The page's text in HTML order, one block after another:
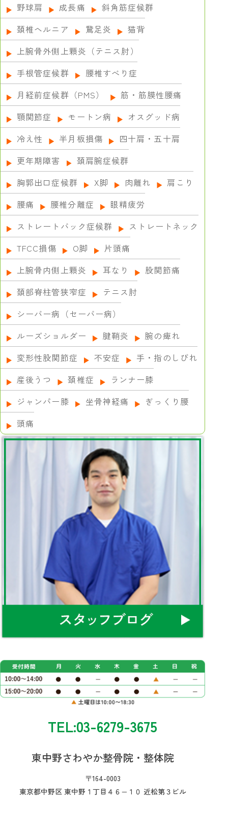
野球肩
成長痛
斜角筋症候群
頚椎ヘルニア
鵞足炎
猫背
上腕骨外側上顆炎（テニス肘）
手根管症候群
腰椎すべり症
月経前症候群（PMS）
筋・筋膜性腰痛
顎関節症
モートン病
オスグッド病
冷え性
半月板損傷
四十肩・五十肩
更年期障害
頚肩腕症候群
胸郭出口症候群
X脚 肉離れ
肩こり
腰痛
腰椎分離症
眼精疲労
ストレートバック症候群
ストレートネック
TFCC損傷
О脚
片頭痛
上腕骨内側上顆炎
耳なり
股関節痛
頚部脊柱管狭窄症
テニス肘
シーバー病（セーバー病）
ルーズショルダー
腱鞘炎
腕の痺れ
変形性股関節症
不安症
手・指のしびれ
産後うつ
頚椎症
ランナー膝
ジャンパー膝
坐骨神経痛
ぎっくり腰
頭痛
TEL:03-6279-3675
東中野さわやか整骨院・整体院
〒164-0003
東京都中野区 東中野１丁目４６−１０ 近松第３ビル